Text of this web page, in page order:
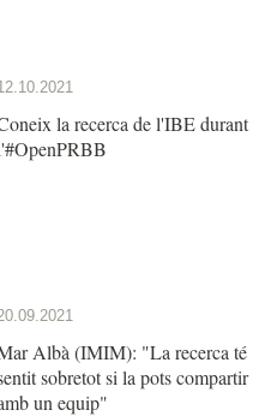
la recerca de l'IBE durant
Albà (IMIM): "La recerca té
sobretot si la pots compartir
un equip"